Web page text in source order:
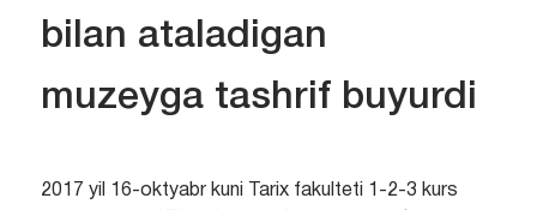
bilan ataladigan
muzeyga tashrif buyurdi
2017 yil 16-oktyabr kuni Tarix fakulteti 1-2-3 kurs